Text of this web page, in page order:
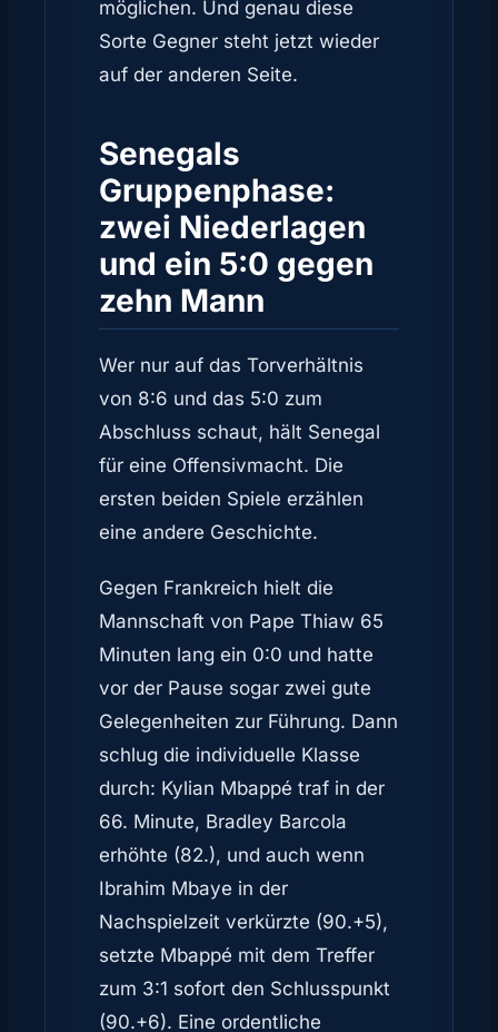
möglichen. Und genau diese
Sorte Gegner steht jetzt wieder
auf der anderen Seite.
Senegals
Gruppenphase:
zwei Niederlagen
und ein 5:0 gegen
zehn Mann
Wer nur auf das Torverhältnis
von 8:6 und das 5:0 zum
Abschluss schaut, hält Senegal
für eine Offensivmacht. Die
ersten beiden Spiele erzählen
eine andere Geschichte.
Gegen Frankreich hielt die
Mannschaft von Pape Thiaw 65
Minuten lang ein 0:0 und hatte
vor der Pause sogar zwei gute
Gelegenheiten zur Führung. Dann
schlug die individuelle Klasse
durch: Kylian Mbappé traf in der
66. Minute, Bradley Barcola
erhöhte (82.), und auch wenn
Ibrahim Mbaye in der
Nachspielzeit verkürzte (90.+5),
setzte Mbappé mit dem Treffer
zum 3:1 sofort den Schlusspunkt
(90.+6). Eine ordentliche